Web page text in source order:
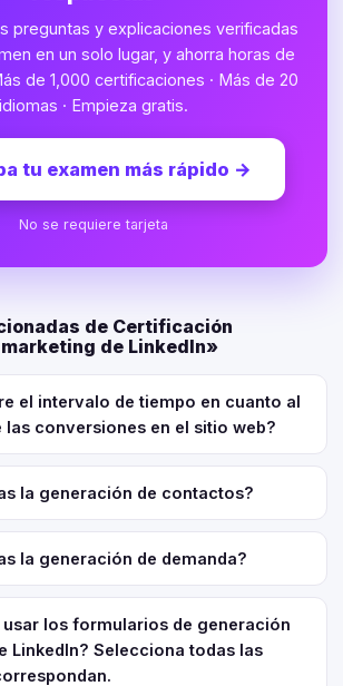
preguntas y explicaciones verificadas
en un solo lugar, y ahorra horas de
de 1,000 certificaciones · Más de 20
idiomas · Empieza gratis.
tu examen más rápido →
No se requiere tarjeta
de Certificación
de LinkedIn»
el intervalo de tiempo en cuanto al
las conversiones en el sitio web?
la generación de contactos?
la generación de demanda?
usar los formularios de generación
LinkedIn? Selecciona todas las